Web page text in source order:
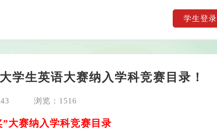
学生登录
学生英语大赛纳入学科竞赛目录！
浏览：1516
大赛纳入学科竞赛目录